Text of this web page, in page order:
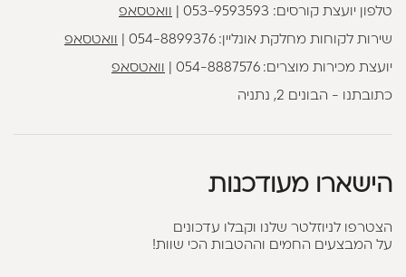
טלפון יועצת קורסים: 053-9593593 וואטסאפ
שירות לקוחות מחלקת אונליין:054-8899376 וואטסאפ
יועצת מכירות מוצרים:054-8887576 וואטסאפ
כתובתנו - הבונים 2, נתניה
הישארו מעודכנות
הצטרפו לניוזלטר שלנו וקבלו עדכונים
על המבצעים החמים וההטבות הכי שוות!